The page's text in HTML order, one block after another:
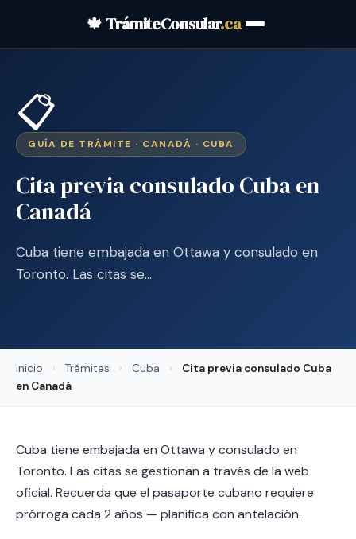
🍁 TrámiteConsular.ca
📋
GUÍA DE TRÁMITE · CANADÁ · CUBA
Cita previa consulado Cuba en
Canadá
Cuba tiene embajada en Ottawa y consulado en
Toronto. Las citas se…
Inicio › Trámites › Cuba ›
Cita previa consulado Cuba
en Canadá
Cuba tiene embajada en Ottawa y consulado en
Toronto. Las citas se gestionan a través de la web
oficial. Recuerda que el pasaporte cubano requiere
prórroga cada 2 años — planifica con antelación.